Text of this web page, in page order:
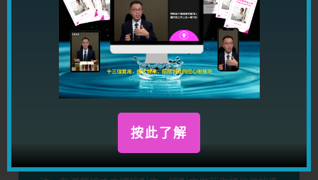
就可以學習强大的心理學控心術課程，幫助你控制別人想
按此了解